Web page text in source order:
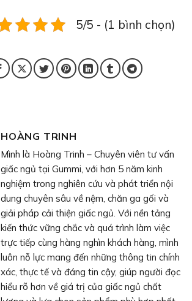
5/5 - (1 bình chọn)
HOÀNG TRINH
Mình là Hoàng Trinh – Chuyên viên tư vấn
giấc ngủ tại Gummi, với hơn 5 năm kinh
nghiệm trong nghiên cứu và phát triển nội
dung chuyên sâu về nệm, chăn ga gối và
giải pháp cải thiện giấc ngủ. Với nền tảng
kiến thức vững chắc và quá trình làm việc
trực tiếp cùng hàng nghìn khách hàng, mình
luôn nỗ lực mang đến những thông tin chính
xác, thực tế và đáng tin cậy, giúp người đọc
hiểu rõ hơn về giá trị của giấc ngủ chất